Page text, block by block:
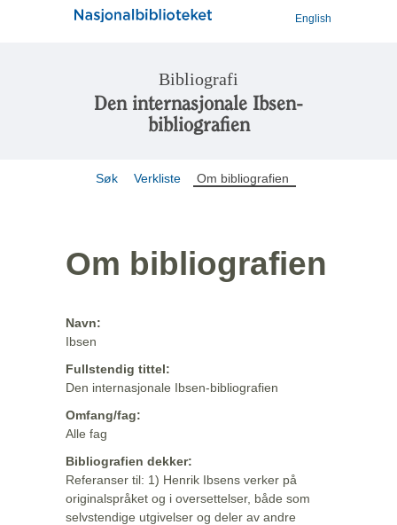
English
Bibliografi
Den internasjonale Ibsen-
bibliografien
Søk Verkliste Om bibliografien
Om bibliografien
Navn:
Ibsen
Fullstendig tittel:
Den internasjonale Ibsen-bibliografien
Omfang/fag:
Alle fag
Bibliografien dekker:
Referanser til: 1) Henrik Ibsens verker på
originalspråket og i oversettelser, både som
selvstendige utgivelser og deler av andre